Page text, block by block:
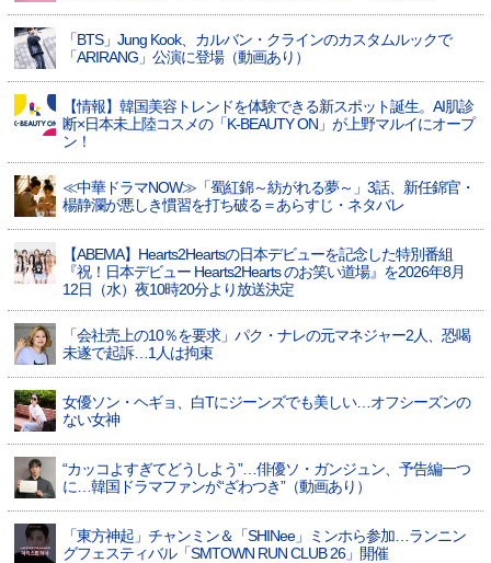
「BTS」Jung Kook、カルバン・クラインのカスタムルックで
「ARIRANG」公演に登場（動画あり）
【情報】韓国美容トレンドを体験できる新スポット誕生。AI肌診
断×日本未上陸コスメの「K-BEAUTY ON」が上野マルイにオープ
ン！
≪中華ドラマNOW≫「蜀紅錦～紡がれる夢～」3話、新任錦官・
楊静瀾が悪しき慣習を打ち破る＝あらすじ・ネタバレ
【ABEMA】Hearts2Heartsの日本デビューを記念した特別番組
『祝！日本デビュー Hearts2Hearts のお笑い道場』を2026年8月
12日（水）夜10時20分より放送決定
「会社売上の10％を要求」パク・ナレの元マネジャー2人、恐喝
未遂で起訴…1人は拘束
女優ソン・ヘギョ、白Tにジーンズでも美しい…オフシーズンの
ない女神
“カッコよすぎてどうしよう”…俳優ソ・ガンジュン、予告編一つ
に…韓国ドラマファンが“ざわつき”（動画あり）
「東方神起」チャンミン＆「SHINee」ミンホら参加…ランニン
グフェスティバル「SMTOWN RUN CLUB 26」開催